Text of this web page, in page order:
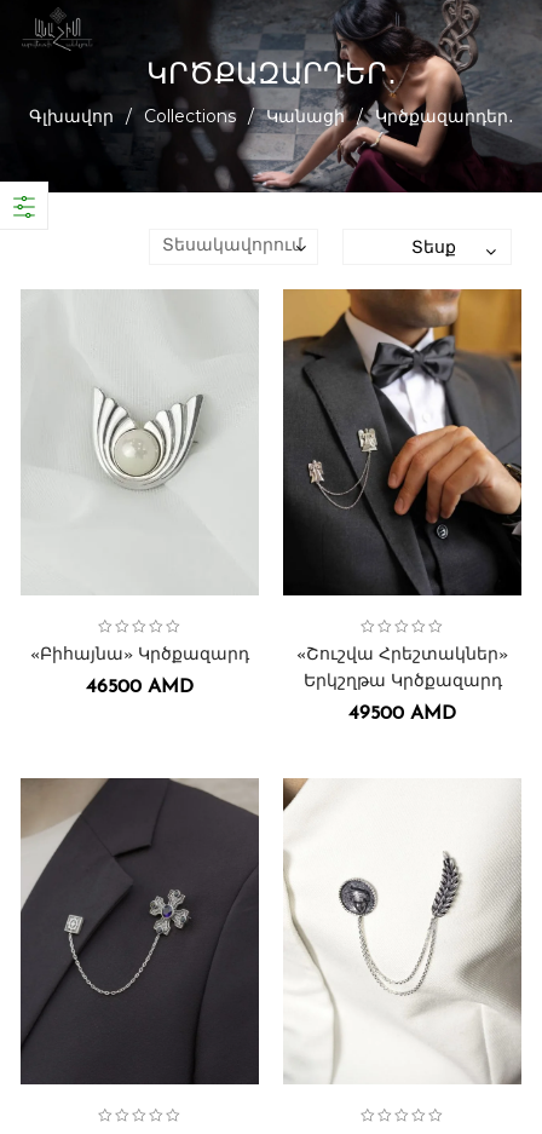
ԿՐԾՔԱԶԱՐԴԵՐ․
Գլխավոր / Collections / Կանացի / Կրծքազարդեր․
Տեսք
Տեսակավորում
Collection:Բիհայնա,
Կրծքազարդեր․
«Բիհայնա» Կրծքազարդ
46500 AMD
Collection:Կրծքազարդեր,
Կրծքազարդեր․,
Շուշի հրեշտակներ
«Շուշվա Հրեշտակներ»
Երկշղթա Կրծքազարդ
49500 AMD
Collection:Կրծքազարդեր,
Կրծքազարդեր․,
Հավասարաթև Խաչ Collection:
Անահիտ Դիցուհի Կրծքազարդեր․